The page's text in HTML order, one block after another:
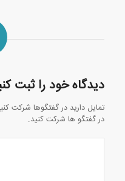
دیدگاه خود را ثبت
تمایل دارید در گفتگوها شرکت
در گفتگو ها شرکت کنید.